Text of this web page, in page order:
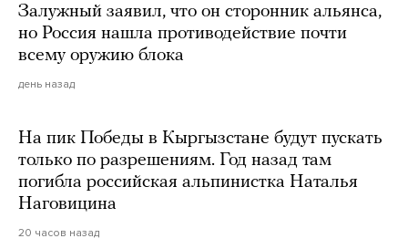
Залужный заявил, что он сторонник альянса,
но Россия нашла противодействие почти
всему оружию блока
день назад
На пик Победы в Кыргызстане будут пускать
только по разрешениям. Год назад там
погибла российская альпинистка Наталья
Наговицина
20 часов назад